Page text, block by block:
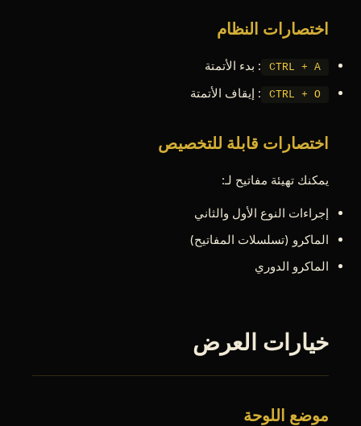
اختصارات النظام
CTRL + A : بدء الأتمتة
CTRL + O : إيقاف الأتمتة
اختصارات قابلة للتخصيص
يمكنك تهيئة مفاتيح لـ:
إجراءات النوع الأول والثاني
الماكرو (تسلسلات المفاتيح)
الماكرو الدوري
خيارات العرض
موضع اللوحة